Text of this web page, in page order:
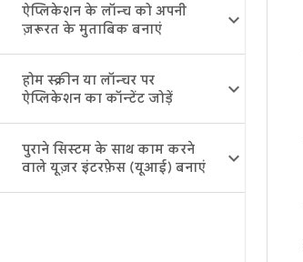
ऐप्लिकेशन के लॉन्च को अपनी
ज़रूरत के मुताबिक बनाएं
होम स्क्रीन या लॉन्चर पर
ऐप्लिकेशन का कॉन्टेंट जोड़ें
पुराने सिस्टम के साथ काम करने
वाले यूज़र इंटरफ़ेस (यूआई) बनाएं